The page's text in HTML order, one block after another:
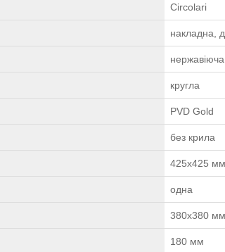
Circolari
накладна,
кругла
PVD Gold
без крила
425х425 мм
одна
380х380 мм
180 мм